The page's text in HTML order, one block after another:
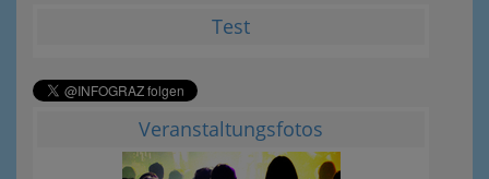
Test
Veranstaltungsfotos